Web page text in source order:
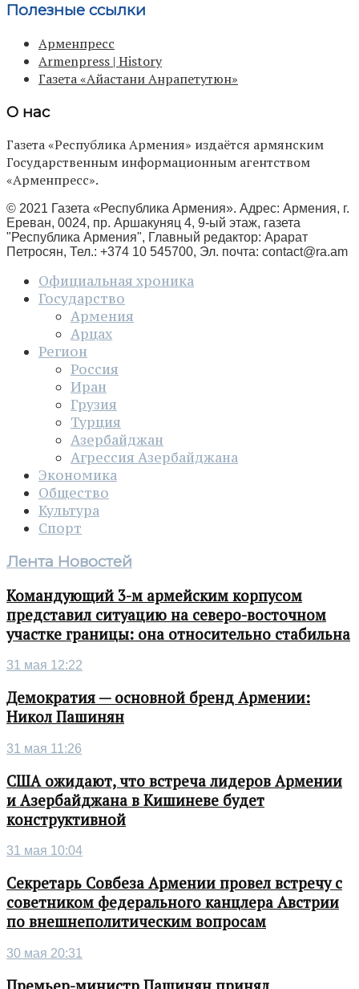
Полезные ссылки
Арменпресс
Armenpress | History
Газета «Айастани Анрапетутюн»
О нас
Газета «Республика Армения» издаётся армянским
Государственным информационным агентством
«Арменпресс».
© 2021 Газета «Республика Армения». Адрес: Армения, г.
Ереван, 0024, пр. Аршакуняц 4, 9-ый этаж, газета
"Республика Армения", Главный редактор: Арарат
Петросян, Тел.: +374 10 545700, Эл. почта: contact@ra.am
Официальная хроника
Государство
Армения
Арцах
Регион
Россия
Иран
Грузия
Турция
Азербайджан
Агрессия Азербайджана
Экономика
Общество
Культура
Спорт
Лента Новостей
Командующий 3-м армейским корпусом
представил ситуацию на северо-восточном
участке границы: она относительно стабильна
31 мая 12:22
Демократия — основной бренд Армении:
Никол Пашинян
31 мая 11:26
США ожидают, что встреча лидеров Армении
и Азербайджана в Кишиневе будет
конструктивной
31 мая 10:04
Секретарь Совбеза Армении провел встречу с
советником федерального канцлера Австрии
по внешнеполитическим вопросам
30 мая 20:31